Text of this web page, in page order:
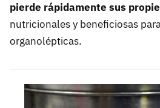
pierde rápidamente sus
nutricionales y beneficiosas
organolépticas.